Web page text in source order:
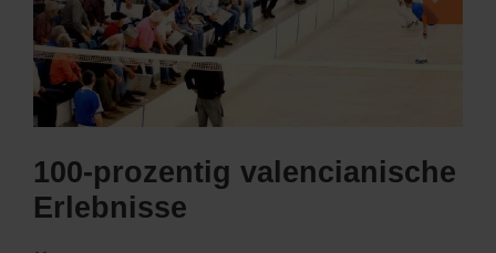
100-prozentig valencianische
Erlebnisse